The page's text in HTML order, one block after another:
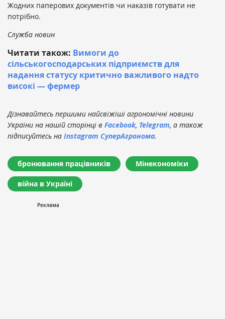
Жодних паперових документів чи наказів готувати не
потрібно.
Служба новин
Читати також: Вимоги до
сільськогосподарських підприємств для
надання статусу критично важливого надто
високі — фермер
Дізнавайтесь першими найсвіжіші агрономічні новини
України на нашій сторінці в Facebook, Telegram, а також
підписуйтесь на Instagram СуперАгронома.
бронювання працівників Мінекономіки
війна в Україні